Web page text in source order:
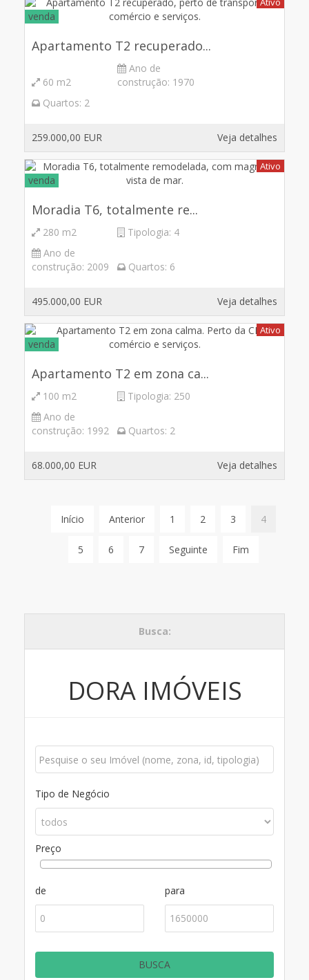
venda
Apartamento T2 recuperado...
60 m2
Ano de
construção: 1970
Quartos: 2
259.000,00 EUR Veja detalhes
Ativo
venda
Moradia T6, totalmente re...
280 m2 Tipologia: 4
Ano de
construção: 2009 Quartos: 6
495.000,00 EUR Veja detalhes
Ativo
venda
Apartamento T2 em zona ca...
100 m2 Tipologia: 250
Ano de
construção: 1992 Quartos: 2
68.000,00 EUR Veja detalhes
Início Anterior 1 2 3 4
5 6 7 Seguinte Fim
Busca:
DORA IMÓVEIS
Tipo de Negócio
Preço
de para